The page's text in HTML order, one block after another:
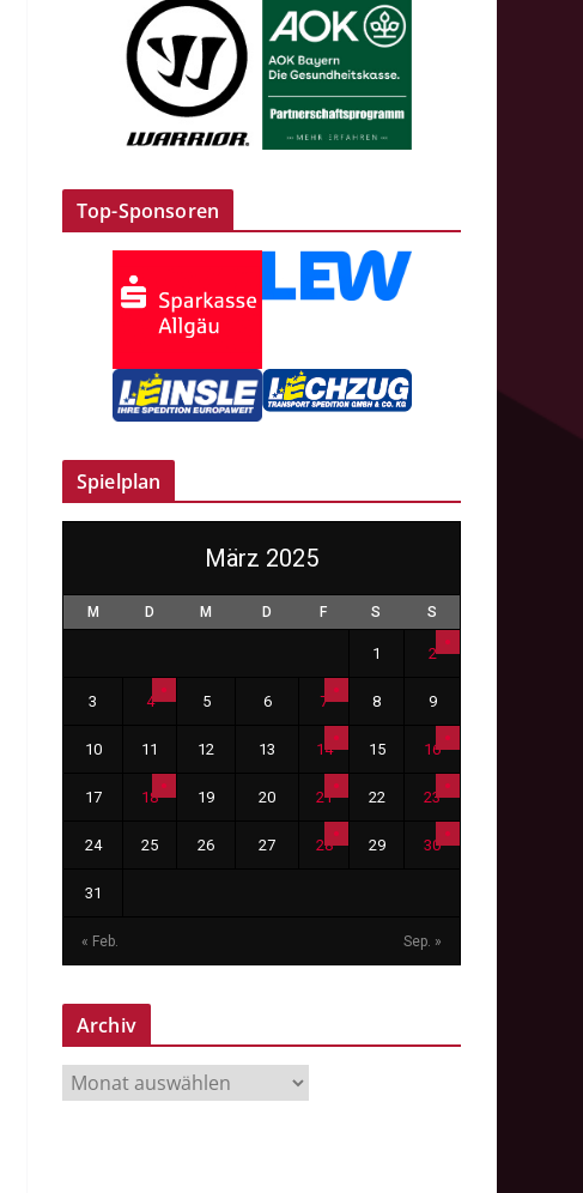
Top-Sponsoren
Spielplan
März 2025
M D M D F S S
« Feb. Sep. »
1 2
3 4 5 6 7 8 9
10 11 12 13 14 15 16
17 18 19 20 21 22 23
24 25 26 27 28 29 30
31
Archiv